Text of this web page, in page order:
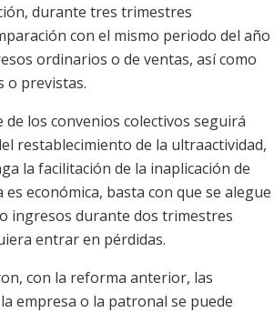
durante tres trimestres
con el mismo periodo del año
ordinarios o de ventas, así como
o previstas.
los convenios colectivos seguirá
restablecimiento de la ultraactividad,
la facilitación de la inaplicación de
es económica, basta con que se alegue
ingresos durante dos trimestres
entrar en pérdidas.
con la reforma anterior, las
empresa o la patronal se puede